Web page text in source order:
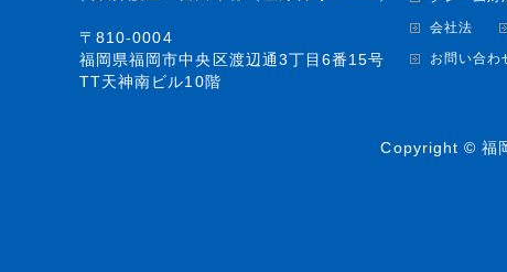
〒810-0004
福岡県福岡市中央区渡辺通3丁目6番15号
TT天神南ビル10階
会社法
お問い合わ
Copyright ©福